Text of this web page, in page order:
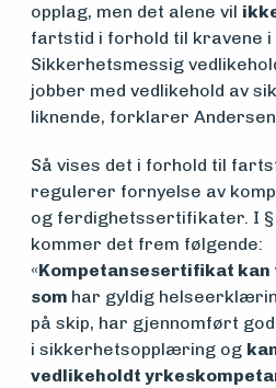
opplag, men det alene vil
fartstid i forhold til kravene
Sikkerhetsmessig
jobber med vedlikehold av
liknende, forklarer
Så vises det i forhold til
regulerer fornyelse av
og ferdighetssertifikater. I §
kommer det frem følgende:
«Kompetansesertifikat kan
som har gyldig
på skip, har gjennomført
i sikkerhetsopplæring og
vedlikeholdt